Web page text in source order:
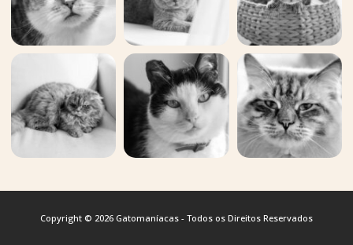
Copyright © 2026 Gatomaníacas - Todos os Direitos Reservados